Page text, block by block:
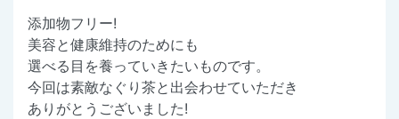
添加物フリー!
美容と健康維持のためにも
選べる目を養っていきたいものです。
今回は素敵なぐり茶と出会わせていただき
ありがとうございました!